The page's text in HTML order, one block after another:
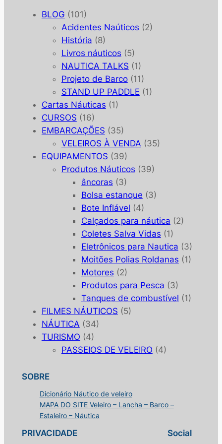
BLOG (101)
Acidentes Naúticos (2)
História (8)
Livros náuticos (5)
NAUTICA TALKS (1)
Projeto de Barco(11)
STAND UP PADDLE (1)
Cartas Náuticas (1)
CURSOS (16)
EMBARCAÇÕES (35)
VELEIROS À VENDA (35)
EQUIPAMENTOS (39)
Produtos Náuticos (39)
âncoras (3)
Bolsa estanque (3)
Bote Inflável (4)
Calçados para náutica (2)
Coletes Salva Vidas (1)
Eletrônicos para Nautica (3)
Moitões Polias Roldanas (1)
Motores (2)
Produtos para Pesca (3)
Tanques de combustível (1)
FILMES NÁUTICOS (5)
NÁUTICA (34)
TURISMO (4)
PASSEIOS DE VELEIRO (4)
SOBRE
Dicionário Náutico de veleiro
MAPA DO SITE Veleiro – Lancha – Barco –
Estaleiro – Náutica
PRIVACIDADE Social